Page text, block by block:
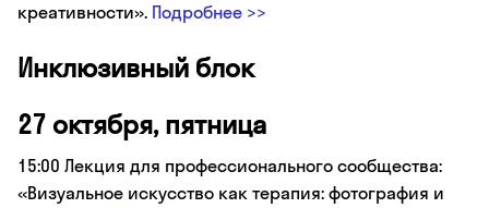
креативности». Подробнее >>
Инклюзивный блок
27 октября, пятница
15:00 Лекция для профессионального сообщества:
«Визуальное искусство как терапия: фотография и